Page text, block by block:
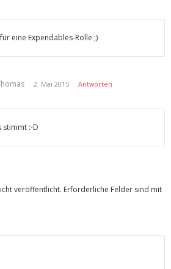
eine Expendables-Rolle ;)
2. Mai 2015 Antworten
stimmt :-D
veröffentlicht. Erforderliche Felder sind mit